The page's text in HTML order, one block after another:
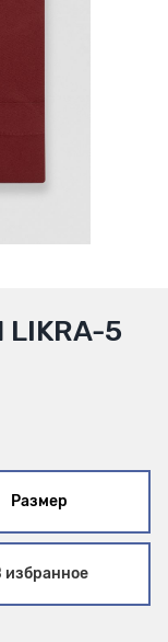
LIKRA-5
Размер
избранное